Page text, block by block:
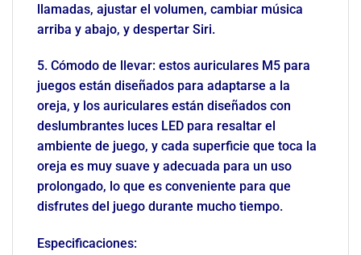
llamadas, ajustar el volumen, cambiar música
arriba y abajo, y despertar Siri.
5. Cómodo de llevar: estos auriculares M5 para
juegos están diseñados para adaptarse a la
oreja, y los auriculares están diseñados con
deslumbrantes luces LED para resaltar el
ambiente de juego, y cada superficie que toca la
oreja es muy suave y adecuada para un uso
prolongado, lo que es conveniente para que
disfrutes del juego durante mucho tiempo.
Especificaciones: